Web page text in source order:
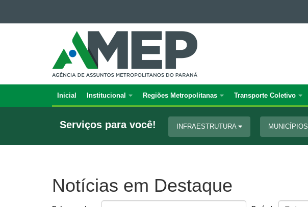
Ir para a navegaçãoAGÊNCIA
DE
ASSUNTOS
METROPOLITANOS
DO
PARANÁ
Navegação
principal
Inicial Institucional Regiões Metropolitanas Transporte Coletivo
Serviços para você! INFRAESTRUTURA MUNICÍPIOS
Notícias em Destaque